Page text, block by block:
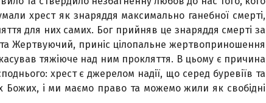
хрест як знаряддя максимально ганебної смерті,
для них самих. Бог прийняв це знаряддя смерті за
Жертвуючий, приніс цілопальне жертвоприношення
тяжіюче над ним прокляття. В цьому є причина
хрест є джерелом надії, що серед буревіїв та
Божих, і ми маємо право та можемо жили як свобідні